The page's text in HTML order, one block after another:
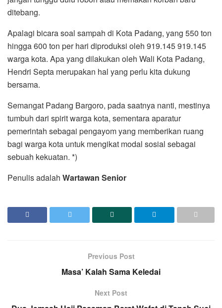
ditebang.
Apalagi bicara soal sampah di Kota Padang, yang 550 ton
hingga 600 ton per hari diproduksi oleh 919.145 919.145
warga kota. Apa yang dilakukan oleh Wali Kota Padang,
Hendri Septa merupakan hal yang perlu kita dukung
bersama.
Semangat Padang Bargoro, pada saatnya nanti, mestinya
tumbuh dari spirit warga kota, sementara aparatur
pemerintah sebagai pengayom yang memberikan ruang
bagi warga kota untuk mengikat modal sosial sebagai
sebuah kekuatan. *)
Penulis adalah Wartawan Senior
Previous Post
Masa’ Kalah Sama Keledai
Next Post